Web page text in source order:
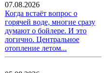
07.08.2026
Когда встаёт вопрос о
горячей воде, многие сразу
думают о бойлере. И это
логично. Центральное
отопление летом...